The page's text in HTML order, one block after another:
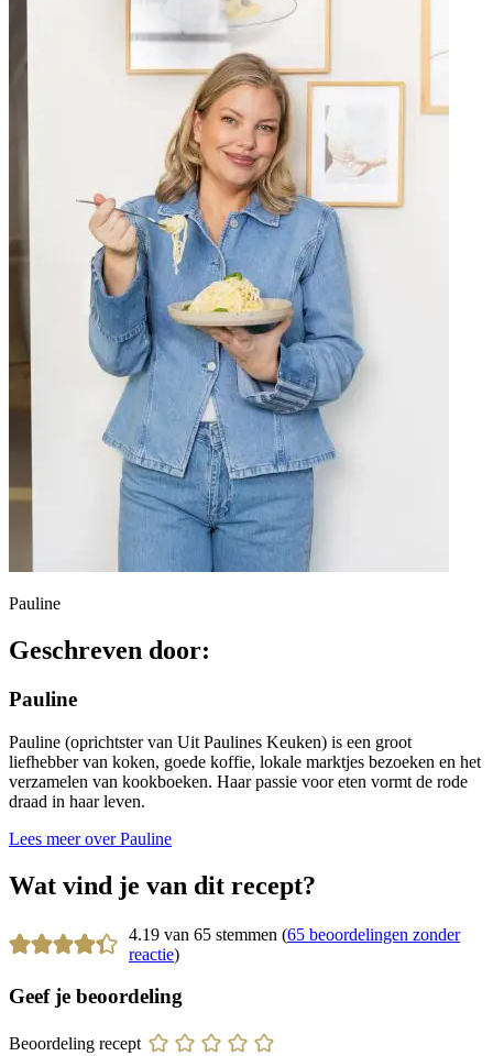
Pauline
Geschreven door:
Pauline
Pauline (oprichtster van Uit Paulines Keuken) is een groot
liefhebber van koken, goede koffie, lokale marktjes bezoeken en het
verzamelen van kookboeken. Haar passie voor eten vormt de rode
draad in haar leven.
Lees meer over Pauline
Wat vind je van dit recept?
4.19 van 65 stemmen (65 beoordelingen zonder
reactie)
Geef je beoordeling
Beoordeling recept